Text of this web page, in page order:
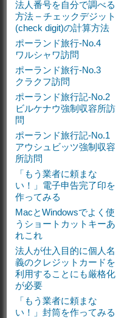
法人番号を自分で調べる
方法 – チェックデジット
(check digit)の計算方法
ポーランド旅行-No.4
ワルシャワ訪問
ポーランド旅行-No.3
クラクフ訪問
ポーランド旅行記-No.2
ビルケナウ強制収容所訪
問
ポーランド旅行記-No.1
アウシュビッツ強制収容
所訪問
「もう業者に頼まな
い！」電子申告完了印を
作ってみる
MacとWindowsでよく使
うショートカットキーあ
れこれ
法人が仕入目的に個人名
義のクレジットカードを
利用することにも厳格化
が必要
「もう業者に頼まな
い！」封筒を作ってみる